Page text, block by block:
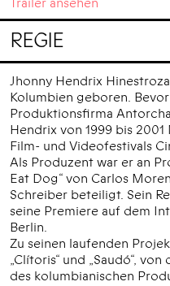
REGIE
Jhonny Hendrix
Kolumbien geboren.
Produktionsfirma
Hendrix von 1999 bis
Film- und Videofestivals
Als Produzent war er an
Eat Dog“ von Carlos
Schreiber beteiligt. Sein
seine Premiere auf dem
Berlin.
Zu seinen laufenden
„Clítoris“ und „Saudó“,
des kolumbianischen